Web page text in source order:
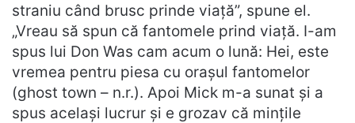
straniu când brusc prinde viață”, spune el.
„Vreau să spun că fantomele prind viață. I-am
spus lui Don Was cam acum o lună: Hei, este
vremea pentru piesa cu orașul fantomelor
(ghost town – n.r.). Apoi Mick m-a sunat și a
spus același lucrur și e grozav că mințile